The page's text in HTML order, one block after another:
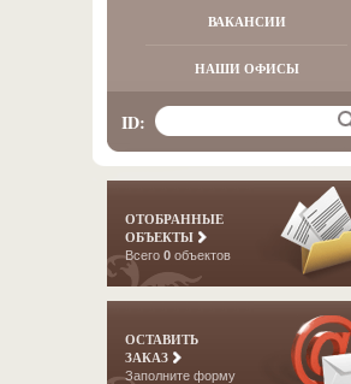
ВАКАНСИИ
НАШИ ОФИСЫ
ID:
ОТОБРАННЫЕ
ОБЪЕКТЫ
Всего 0 объектов
ОСТАВИТЬ
ЗАКАЗ
Заполните форму